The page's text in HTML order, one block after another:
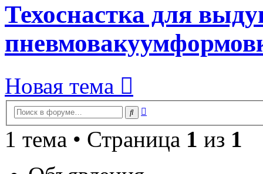
Техоснастка для
Новая тема
Поиск
1 тема • Страница 1 из 1